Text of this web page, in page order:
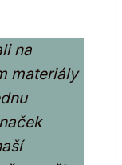
na
materiály